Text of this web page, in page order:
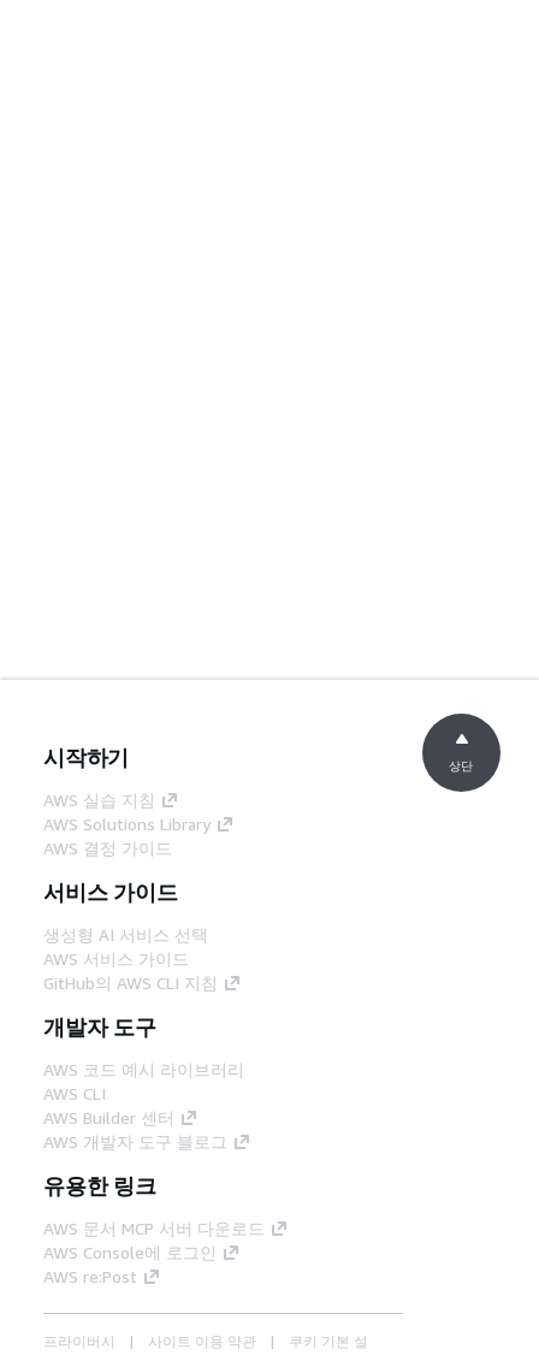
시작하기
AWS 실습 지침
AWS Solutions Library
AWS 결정 가이드
서비스 가이드
생성형 AI 서비스 선택
AWS 서비스 가이드
GitHub의 AWS CLI 지침
개발자 도구
AWS 코드 예시 라이브러리
AWS CLI
AWS Builder 센터
AWS 개발자 도구 블로그
유용한 링크
AWS 문서 MCP 서버 다운로드
AWS Console에 로그인
AWS re:Post
프라이버시 사이트 이용 약관
쿠키 기본 설
상단